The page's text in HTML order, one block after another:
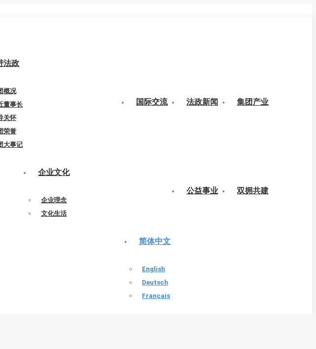
法政
概况
董事长
关怀
荣誉
大事记
国际交流 法政新闻 集团产业
企业文化
企业理念
文化生活
公益事业 双拥共建
简体中文
English
Deutsch
Français